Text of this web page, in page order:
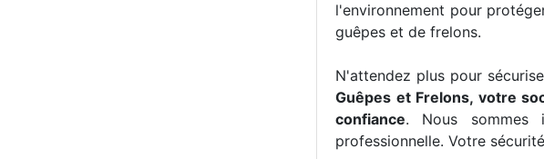
l'environnement pour
guêpes et de frelons.
N'attendez plus pour
Guêpes et Frelons, votre
confiance. Nous sommes
professionnelle. Votre